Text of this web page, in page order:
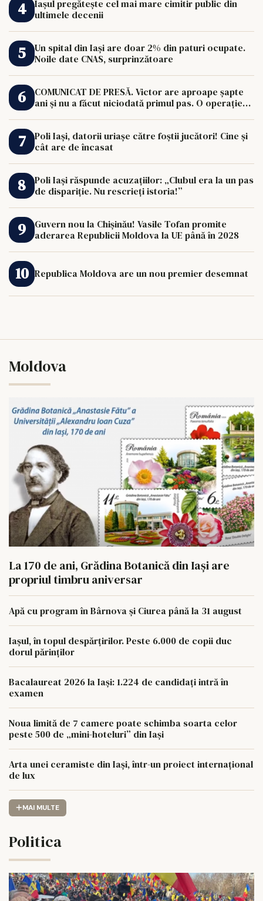
Iașul pregătește cel mai mare cimitir public din
ultimele decenii
Un spital din Iași are doar 2% din paturi ocupate.
Noile date CNAS, surprinzătoare
COMUNICAT DE PRESĂ. Victor are aproape șapte
ani și nu a făcut niciodată primul pas. O operație
Poli Iași, datorii uriașe către foștii jucători! Cine și
cât are de încasat
Poli Iași răspunde acuzațiilor: „Clubul era la un pas
de dispariție. Nu rescrieți istoria!”
Guvern nou la Chișinău! Vasile Tofan promite
aderarea Republicii Moldova la UE până în 2028
Republica Moldova are un nou premier desemnat
Moldova
La 170 de ani, Grădina Botanică din Iași are
propriul timbru aniversar
Apă cu program în Bârnova și Ciurea până la 31 august
Iașul, în topul despărțirilor. Peste 6.000 de copii duc
dorul părinților
Bacalaureat 2026 la Iași: 1.224 de candidați intră în
examen
Noua limită de 7 camere poate schimba soarta celor
peste 500 de „mini-hoteluri” din Iași
Arta unei ceramiste din Iași, într-un proiect internațional
de lux
MAI MULTE
Politica